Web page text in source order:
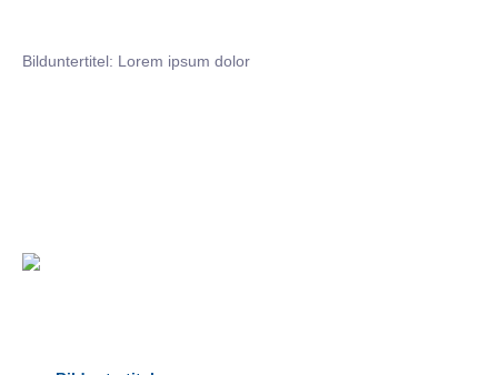
Bilduntertitel: Lorem ipsum dolor